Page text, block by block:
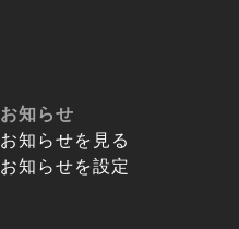
お知らせ
お知らせを見る
お知らせを設定